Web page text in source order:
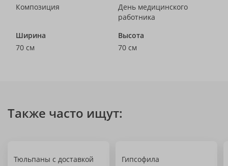
Композиция
День медицинского
работника
Ширина
70 см
Высота
70 см
Также часто ищут:
Тюльпаны с доставкой Гипсофила